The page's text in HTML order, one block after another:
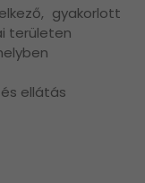
gyakorlott
területen
ellátás